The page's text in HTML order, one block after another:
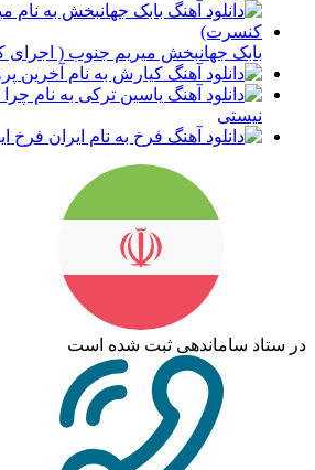
بابک جهانبخش میریم جنوب (
نیستی
فرخ
در ستاد ساماندهی ثبت شده است